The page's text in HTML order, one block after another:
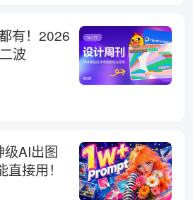
有！2026
波
级AI出图
接用！